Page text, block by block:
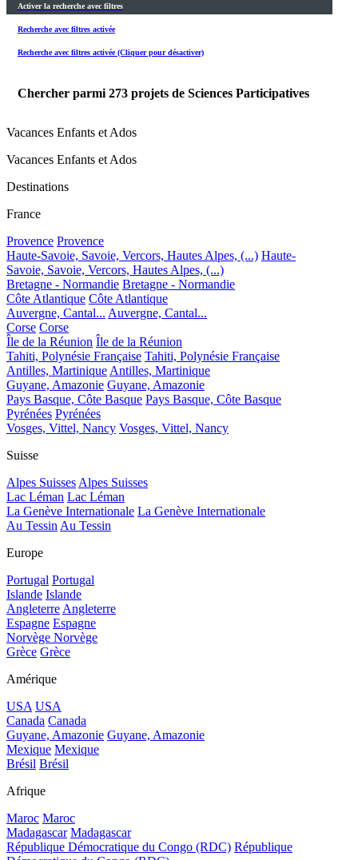
Activer la recherche avec filtres
Recherche avec filtres activée
Recherche avec filtres activée (Cliquer pour désactiver)
Chercher parmi 273 projets de Sciences Participatives
Vacances Enfants et Ados
Vacances Enfants et Ados
Destinations
France
Provence Provence
Haute-Savoie, Savoie, Vercors, Hautes Alpes, (...) Haute-
Savoie, Savoie, Vercors, Hautes Alpes, (...)
Bretagne - Normandie Bretagne - Normandie
Côte Atlantique Côte Atlantique
Auvergne, Cantal... Auvergne, Cantal...
Corse Corse
Île de la Réunion Île de la Réunion
Tahiti, Polynésie Française Tahiti, Polynésie Française
Antilles, Martinique Antilles, Martinique
Guyane, Amazonie Guyane, Amazonie
Pays Basque, Côte Basque Pays Basque, Côte Basque
Pyrénées Pyrénées
Vosges, Vittel, Nancy Vosges, Vittel, Nancy
Suisse
Alpes Suisses Alpes Suisses
Lac Léman Lac Léman
La Genève Internationale La Genève Internationale
Au Tessin Au Tessin
Europe
Portugal Portugal
Islande Islande
Angleterre Angleterre
Espagne Espagne
Norvège Norvège
Grèce Grèce
Amérique
USA USA
Canada Canada
Guyane, Amazonie Guyane, Amazonie
Mexique Mexique
Brésil Brésil
Afrique
Maroc Maroc
Madagascar Madagascar
République Démocratique du Congo (RDC) République